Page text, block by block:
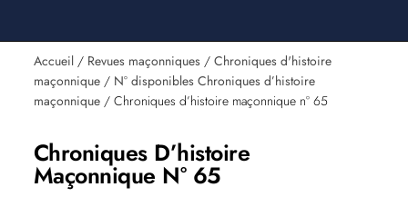
Accueil/ Revues maçonniques/ Chroniques d'histoire
maçonnique/ N° disponibles Chroniques d’histoire
maçonnique/ Chroniques d’histoire maçonnique n° 65
Chroniques D’histoire
Maçonnique N° 65